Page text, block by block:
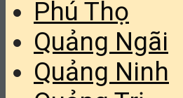
Phú Thọ
Quảng Ngãi
Quảng Ninh